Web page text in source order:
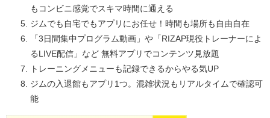
もコンビニ感覚でスキマ時間に通える
ジムでも自宅でもアプリにお任せ！時間も場所も自由自在
「3日間集中プログラム動画」や「RIZAP現役トレーナーによ
るLIVE配信」など 無料アプリでコンテンツ見放題
トレーニングメニューも記録できるからやる気UP
ジムの入退館もアプリ1つ。混雑状況もリアルタイムで確認可
能